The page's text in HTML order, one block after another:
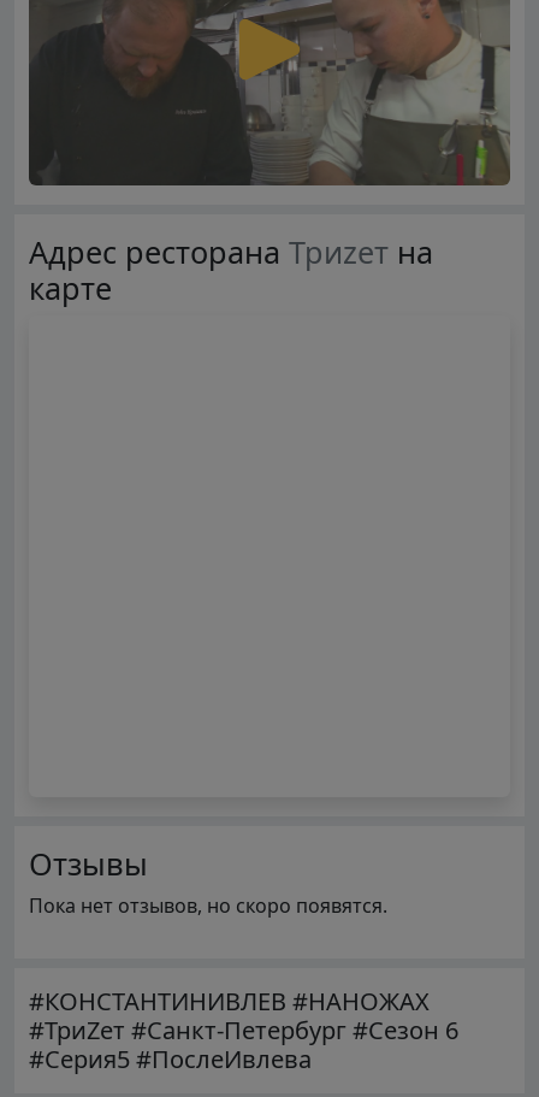
Адрес ресторана Триzет на
карте
Отзывы
Пока нет отзывов, но скоро появятся.
#КОНСТАНТИНИВЛЕВ #НАНОЖАХ
#ТриZет #Санкт-Петербург #Сезон 6
#Серия5 #ПослеИвлева